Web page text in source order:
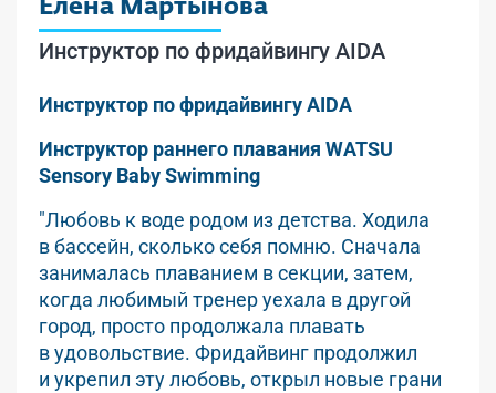
Елена Мартынова
Инструктор по фридайвингу AIDA
Инструктор по фридайвингу AIDA
Инструктор раннего плавания WATSU
Sensory Baby Swimming
"Любовь к воде родом из детства. Ходила
в бассейн, сколько себя помню. Сначала
занималась плаванием в секции, затем,
когда любимый тренер уехала в другой
город, просто продолжала плавать
в удовольствие. Фридайвинг продолжил
и укрепил эту любовь, открыл новые грани